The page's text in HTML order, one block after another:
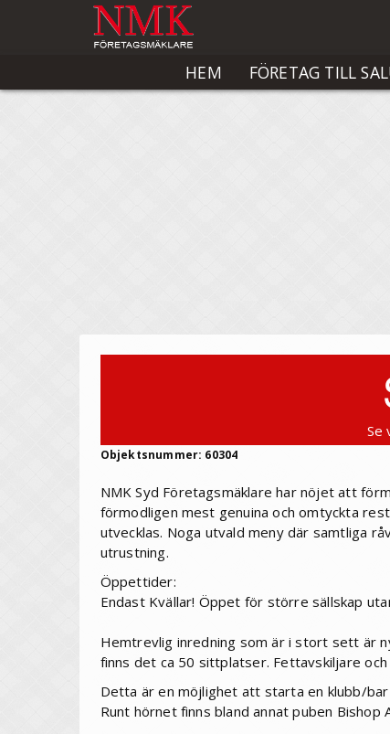
HEM FÖRETAG TILL
Se
Objektsnummer: 60304
NMK Syd Företagsmäklare har nöjet att
förmodligen mest genuina och omtyckta
utvecklas. Noga utvald meny där samtliga
utrustning.
Öppettider:
Endast Kvällar! Öppet för större sällskap
Hemtrevlig inredning som är i stort sett är
finns det ca 50 sittplatser. Fettavskiljare
Detta är en möjlighet att starta en klubb/
Runt hörnet finns bland annat puben Bishop